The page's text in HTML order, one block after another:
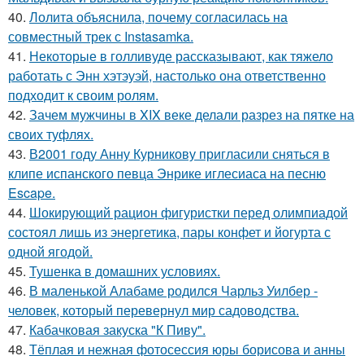
40. Лолита объяснила, почему согласилась на
совместный трек с Instasamka.
41. Некоторые в голливуде рассказывают, как тяжело
работать с Энн хэтэуэй, настолько она ответственно
подходит к своим ролям.
42. Зачем мужчины в XIX веке делали разрез на пятке на
своих туфлях.
43. В2001 году Анну Курникову пригласили сняться в
клипе испанского певца Энрике иглесиаса на песню
Escape.
44. Шокирующий рацион фигуристки перед олимпиадой
состоял лишь из энергетика, пары конфет и йогурта с
одной ягодой.
45. Тушенка в домашних условиях.
46. В маленькой Алабаме родился Чарльз Уилбер -
человек, который перевернул мир садоводства.
47. Кабачковая закуска "К Пиву".
48. Тёплая и нежная фотосессия юры борисова и анны